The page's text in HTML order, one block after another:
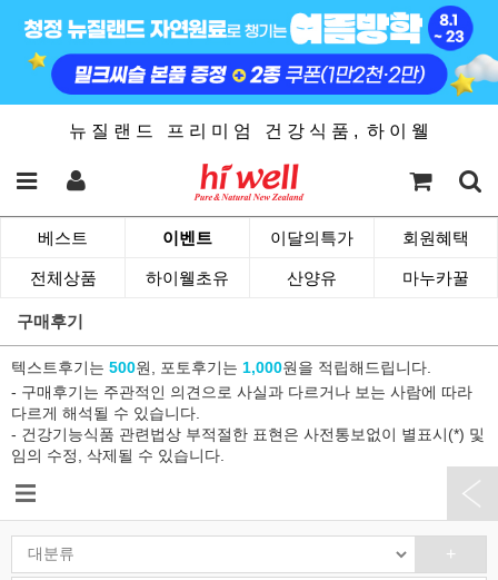
뉴 질 랜 드 프 리 미 엄 건 강 식 품 , 하 이 웰
베스트 이벤트 이달의특가 회원혜택
전체상품 하이웰초유 산양유 마누카꿀
구매후기
텍스트후기는 500원, 포토후기는 1,000원을 적립해드립니다.
- 구매후기는 주관적인 의견으로 사실과 다르거나 보는 사람에 따라
다르게 해석될 수 있습니다.
- 건강기능식품 관련법상 부적절한 표현은 사전통보없이 별표시(*) 및
임의 수정, 삭제될 수 있습니다.
+